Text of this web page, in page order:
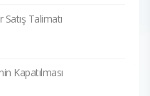
Satış Talimatı
Kapatılması